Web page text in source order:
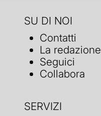
SU DI NOI
Contatti
La redazione
Seguici
Collabora
SERVIZI